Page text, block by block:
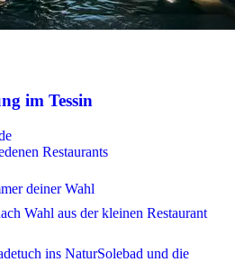
im Tessin
Restaurants
deiner Wahl
Wahl aus der kleinen Restaurant
ins NaturSolebad und die